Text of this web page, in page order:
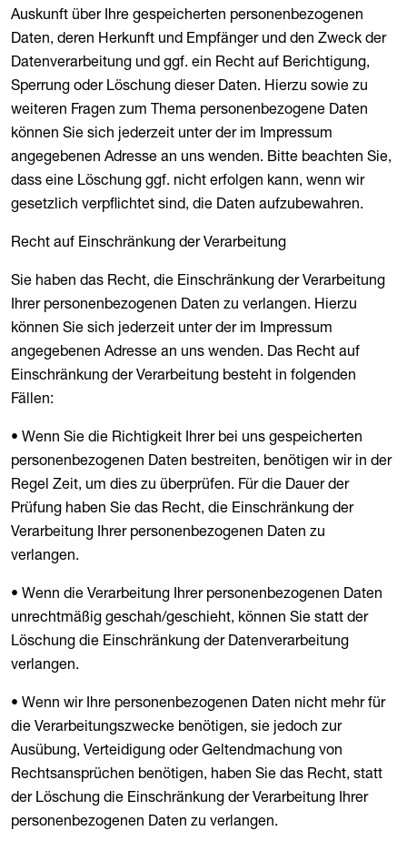
Auskunft über Ihre gespeicherten personenbezogenen
Daten, deren Herkunft und Empfänger und den Zweck der
Datenverarbeitung und ggf. ein Recht auf Berichtigung,
Sperrung oder Löschung dieser Daten. Hierzu sowie zu
weiteren Fragen zum Thema personenbezogene Daten
können Sie sich jederzeit unter der im Impressum
angegebenen Adresse an uns wenden. Bitte beachten Sie,
dass eine Löschung ggf. nicht erfolgen kann, wenn wir
gesetzlich verpflichtet sind, die Daten aufzubewahren.
Recht auf Einschränkung der Verarbeitung
Sie haben das Recht, die Einschränkung der Verarbeitung
Ihrer personenbezogenen Daten zu verlangen. Hierzu
können Sie sich jederzeit unter der im Impressum
angegebenen Adresse an uns wenden. Das Recht auf
Einschränkung der Verarbeitung besteht in folgenden
Fällen:
• Wenn Sie die Richtigkeit Ihrer bei uns gespeicherten
personenbezogenen Daten bestreiten, benötigen wir in der
Regel Zeit, um dies zu überprüfen. Für die Dauer der
Prüfung haben Sie das Recht, die Einschränkung der
Verarbeitung Ihrer personenbezogenen Daten zu
verlangen.
• Wenn die Verarbeitung Ihrer personenbezogenen Daten
unrechtmäßig geschah/geschieht, können Sie statt der
Löschung die Einschränkung der Datenverarbeitung
verlangen.
• Wenn wir Ihre personenbezogenen Daten nicht mehr für
die Verarbeitungszwecke benötigen, sie jedoch zur
Ausübung, Verteidigung oder Geltendmachung von
Rechtsansprüchen benötigen, haben Sie das Recht, statt
der Löschung die Einschränkung der Verarbeitung Ihrer
personenbezogenen Daten zu verlangen.